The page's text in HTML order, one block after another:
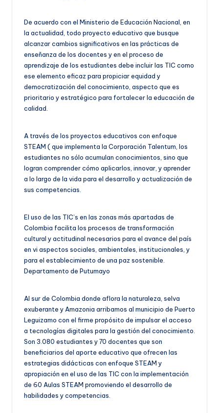
De acuerdo con el Ministerio de Educación Nacional, en
la actualidad, todo proyecto educativo que busque
alcanzar cambios significativos en las prácticas de
enseñanza de los docentes y en el proceso de
aprendizaje de los estudiantes debe incluir las TIC como
ese elemento eficaz para propiciar equidad y
democratización del conocimiento, aspecto que es
prioritario y estratégico para fortalecer la educación de
calidad.
A través de los proyectos educativos con enfoque
STEAM ( que implementa la Corporación Talentum, los
estudiantes no sólo acumulan conocimientos, sino que
logran comprender cómo aplicarlos, innovar, y aprender
a lo largo de la vida para el desarrollo y actualización de
sus competencias.
El uso de las TIC’s en las zonas más apartadas de
Colombia facilita los procesos de transformación
cultural y actitudinal necesarios para el avance del país
en vi aspectos sociales, ambientales, institucionales, y
para el establecimiento de una paz sostenible.
Departamento de Putumayo
Al sur de Colombia donde aflora la naturaleza, selva
exuberante y Amazonia arribamos al municipio de Puerto
Leguizamo con el firme propósito de impulsar el acceso
a tecnologías digitales para la gestión del conocimiento.
Son 3.080 estudiantes y 70 docentes que son
beneficiarios del aporte educativo que ofrecen las
estrategias didácticas con enfoque STEAM y
apropiación en el uso de las TIC con la implementación
de 60 Aulas STEAM promoviendo el desarrollo de
habilidades y competencias.